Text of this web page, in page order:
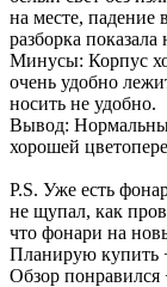
на месте,
разборка
Минусы: Корпус
очень удобно
носить не удобно.
Вывод:
хорошей
P.S. Уже есть
не щупал, как
что фонари на
Планирую купить
Обзор понравился